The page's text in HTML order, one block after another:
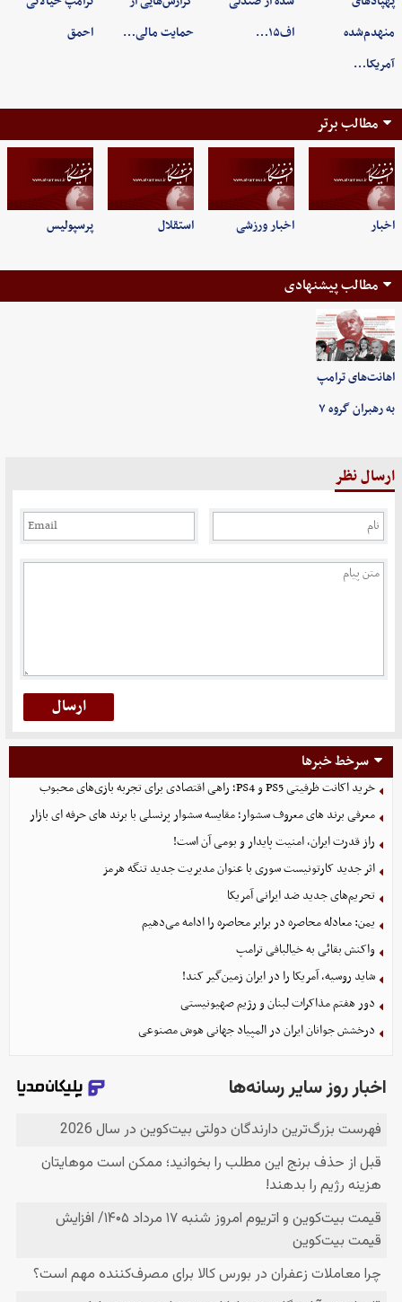
منهدم‌شده
آمریکا…
اف۱۵…
حمایت مالی…
احمق
مطالب برتر
اخبار اخبار ورزشی استقلال پرسپولیس
مطالب پیشنهادی
اهانت‌های ترامپ
به رهبران گروه ۷
ارسال نظر
سرخط خبرها
خرید اکانت ظرفیتی PS5 و PS4؛ راهی اقتصادی برای تجربه بازی‌های محبوب
معرفی برند های معروف سشوار؛ مقایسه سشوار پرنسلی با برند های حرفه ای بازار
راز قدرت ایران، امنیت پایدار و بومی آن است!
اثر جدید کارتونیست سوری با عنوان مدیریت جدید تنگه هرمز
تحریم‌های جدید ضد ایرانی آمریکا
یمن: معادله محاصره در برابر محاصره را ادامه می‌دهیم
واکنش بقائی به خیالبافی ترامپ
شاید روسیه، آمریکا را در ایران زمین‌گیر کند!
دور هفتم مذاکرات لبنان و رژیم صهیونیستی
درخشش جوانان ایران در المپیاد جهانی هوش مصنوعی